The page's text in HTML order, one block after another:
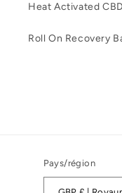
Heat Activated CBD
Roll On Recovery
Pays/région